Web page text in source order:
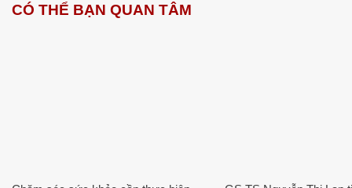
CÓ THỂ BẠN QUAN TÂM